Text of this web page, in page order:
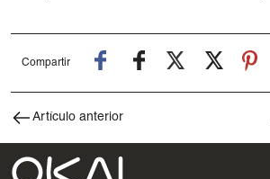
Compartir
Artículo anterior